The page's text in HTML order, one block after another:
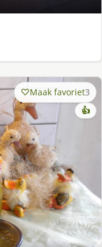
Maak favoriet3
👍